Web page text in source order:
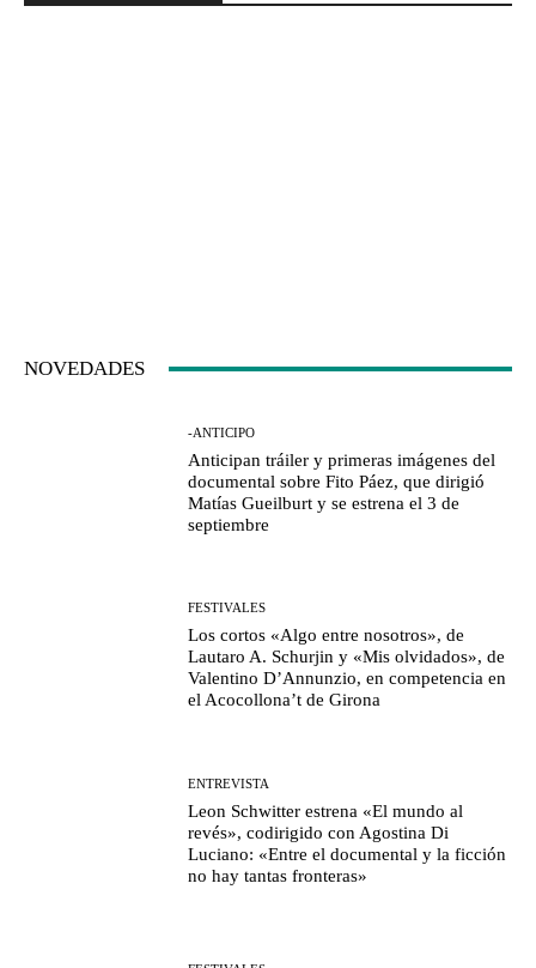
NOVEDADES
-ANTICIPO
Anticipan tráiler y primeras imágenes del
documental sobre Fito Páez, que dirigió
Matías Gueilburt y se estrena el 3 de
septiembre
FESTIVALES
Los cortos «Algo entre nosotros», de
Lautaro A. Schurjin y «Mis olvidados», de
Valentino D’Annunzio, en competencia en
el Acocollona’t de Girona
ENTREVISTA
Leon Schwitter estrena «El mundo al
revés», codirigido con Agostina Di
Luciano: «Entre el documental y la ficción
no hay tantas fronteras»